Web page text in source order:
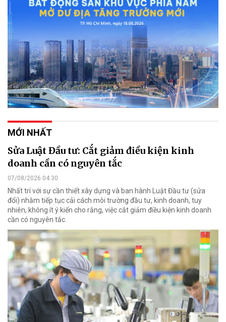
MỚI NHẤT
Sửa Luật Đầu tư: Cắt giảm điều kiện kinh
doanh cần có nguyên tắc
07/08/2026 04:30
Nhất trí với sự cần thiết xây dựng và ban hành Luật Đầu tư (sửa
đổi) nhằm tiếp tục cải cách môi trường đầu tư, kinh doanh, tuy
nhiên, không ít ý kiến cho rằng, việc cắt giảm điều kiện kinh doanh
cần có nguyên tắc.